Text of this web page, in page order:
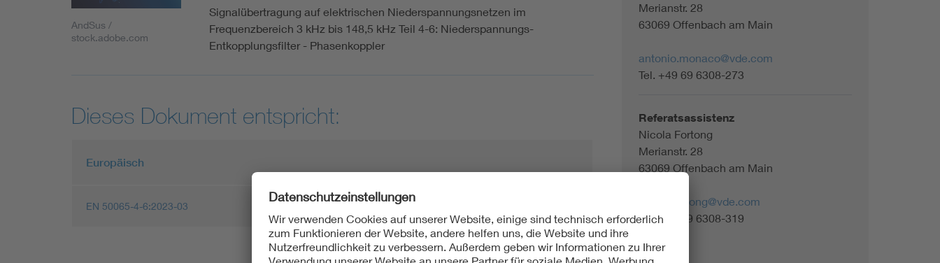
AndSus /
stock.adobe.com
Signalübertragung auf elektrischen Niederspannungsnetzen im
Frequenzbereich 3 kHz bis 148,5 kHz Teil 4-6: Niederspannungs-
Entkopplungsfilter - Phasenkoppler
Dieses Dokument entspricht:
Europäisch
EN 50065-4-6:2023-03
Merianstr. 28
63069 Offenbach am Main
antonio.monaco@vde.com
Tel. +49 69 6308-273
Referatsassistenz
Nicola Fortong
Merianstr. 28
63069 Offenbach am Main
nicola.fortong@vde.com
Tel. +49 69 6308-319